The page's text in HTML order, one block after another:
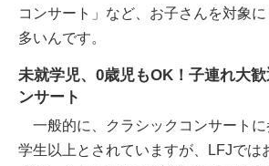
コンサート」など、お子さんを対象
多いんです。
未就学児、0歳児もOK！子連れ大
ンサート
一般的に、クラシックコンサート
学生以上とされていますが、LFJでは